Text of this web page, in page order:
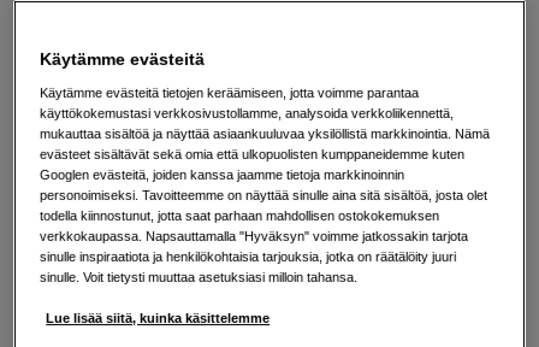
vedenalaisvalokuvauksen helpommaksi ja itse kuvat
tyylikkämmiksi:
1. Mene lähelle kuvauskohdetta.Vedessä kontrasti,
väri ja terävyys katoavat, joten käytä mielellään
laajakulmaobjektiivia ja mene lähemmäksi
kuvauskohdettasi sen sijaan, että zoomaisit kauempaa.
2. Kuvaa lähellä vedenpintaa.Kuvaamalla lähellä
vedenpintaa saat kuviin enemmän valoa. Lisäksi voit
Käytämme evästeitä
Käytämme evästeitä tietojen keräämiseen, jotta voimme parantaa
käyttökokemustasi verkkosivustollamme, analysoida verkkoliikennettä,
mukauttaa sisältöä ja näyttää asiaankuuluvaa yksilöllistä markkinointia. Nämä
evästeet sisältävät sekä omia että ulkopuolisten kumppaneidemme kuten
Googlen evästeitä, joiden kanssa jaamme tietoja markkinoinnin
personoimiseksi. Tavoitteemme on näyttää sinulle aina sitä sisältöä, josta olet
todella kiinnostunut, jotta saat parhaan mahdollisen ostokokemuksen
verkkokaupassa. Napsauttamalla "Hyväksyn" voimme jatkossakin tarjota
sinulle inspiraatiota ja henkilökohtaisia tarjouksia, jotka on räätälöity juuri
sinulle. Voit tietysti muuttaa asetuksiasi milloin tahansa.
Lue lisää siitä, kuinka käsittelemme